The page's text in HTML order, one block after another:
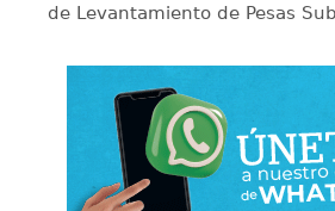
de Levantamiento de Pesas